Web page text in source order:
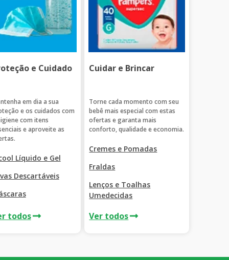
e Cuidado
em dia a sua
e os cuidados com
com itens
e aproveite as
Líquido e Gel
Descartáveis
todos
Cuidar e Brincar
Torne cada momento com seu
bebê mais especial com estas
ofertas e garanta mais
conforto, qualidade e economia.
Cremes e Pomadas
Fraldas
Lenços e Toalhas
Umedecidas
Ver todos